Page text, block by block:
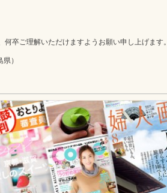
卒ご理解いただけますようお願い申し上げます。
）